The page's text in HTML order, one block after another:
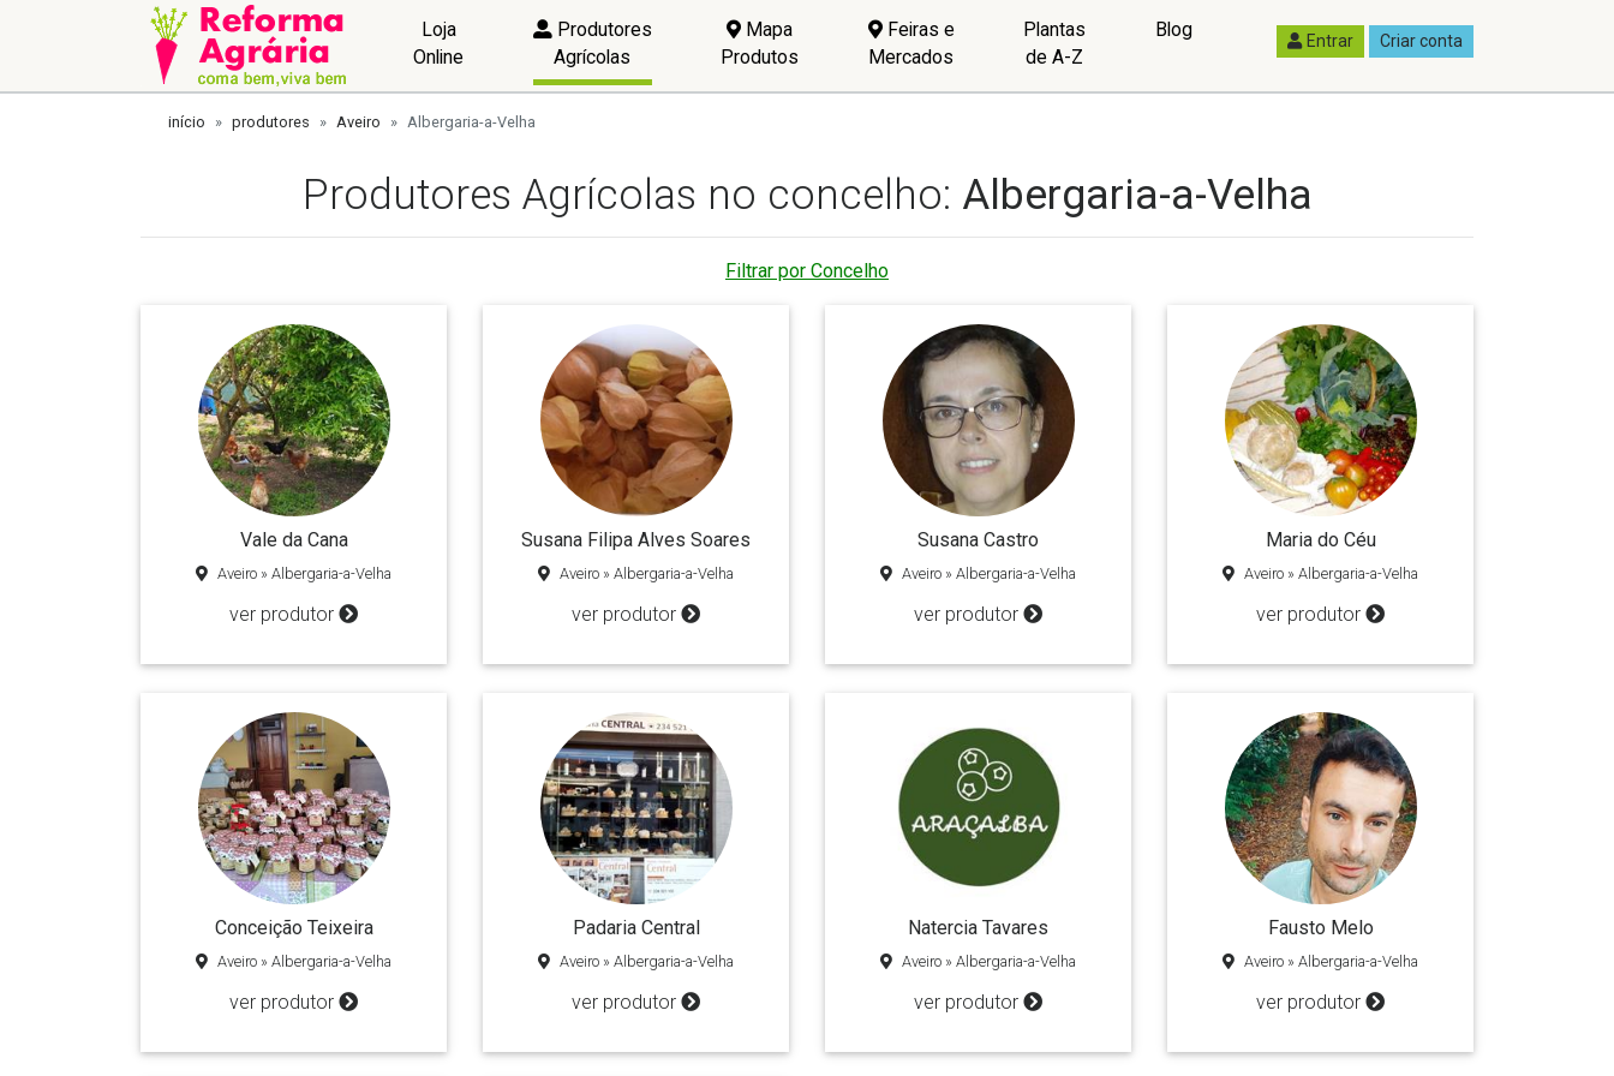
Loja
Online
Produtores
Agrícolas
Mapa
Produtos
Feiras e
Mercados
Plantas
de A-Z
Blog Entrar Criar conta
início produtores Aveiro Albergaria-a-Velha
Produtores Agrícolas no concelho: Albergaria-a-Velha
Filtrar por Concelho
Vale da Cana
Aveiro » Albergaria-a-Velha
ver produtor
Susana Filipa Alves Soares
Aveiro » Albergaria-a-Velha
ver produtor
Susana Castro
Aveiro » Albergaria-a-Velha
ver produtor
Maria do Céu
Aveiro » Albergaria-a-Velha
ver produtor
Conceição Teixeira
Aveiro » Albergaria-a-Velha
ver produtor
Padaria Central
Aveiro » Albergaria-a-Velha
ver produtor
Natercia Tavares
Aveiro » Albergaria-a-Velha
ver produtor
Fausto Melo
Aveiro » Albergaria-a-Velha
ver produtor